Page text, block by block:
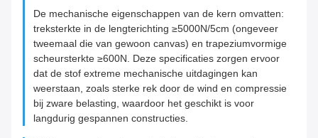
De mechanische eigenschappen van de kern omvatten:
treksterkte in de lengterichting ≥5000N/5cm (ongeveer
tweemaal die van gewoon canvas) en trapeziumvormige
scheursterkte ≥600N. Deze specificaties zorgen ervoor
dat de stof extreme mechanische uitdagingen kan
weerstaan, zoals sterke rek door de wind en compressie
bij zware belasting, waardoor het geschikt is voor
langdurig gespannen constructies.